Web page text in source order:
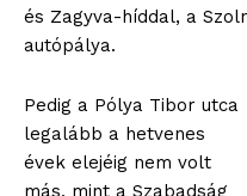
és Zagyva-híddal, a
autópálya.
Pedig a Pólya Tibor utca
legalább a hetvenes
évek elejéig nem volt
más, mint a Szabadság